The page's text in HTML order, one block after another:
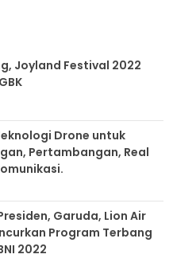
Joyland Festival 2022
Drone untuk
Pertambangan, Real
Garuda, Lion Air
Program Terbang
2022